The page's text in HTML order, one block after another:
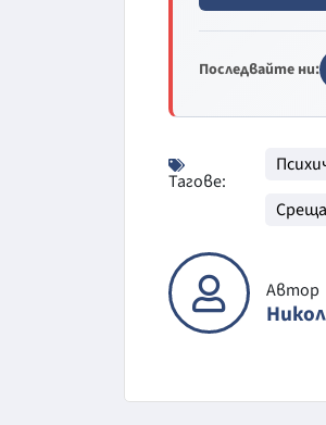
Последвайте ни:
Тагове:
Среща
Автор